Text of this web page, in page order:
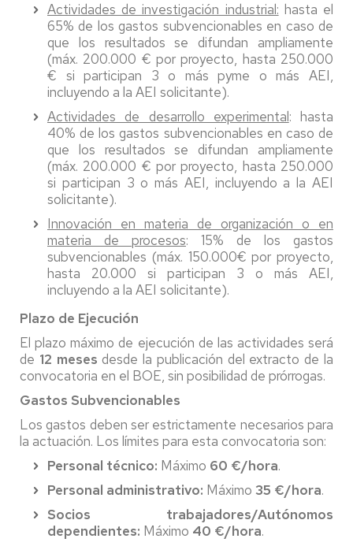
Actividades de investigación industrial: hasta el
65% de los gastos subvencionables en caso de
que los resultados se difundan ampliamente
(máx. 200.000 € por proyecto, hasta 250.000
€ si participan 3 o más pyme o más AEI,
incluyendo a la AEI solicitante).
Actividades de desarrollo experimental: hasta
40% de los gastos subvencionables en caso de
que los resultados se difundan ampliamente
(máx. 200.000 € por proyecto, hasta 250.000
si participan 3 o más AEI, incluyendo a la AEI
solicitante).
Innovación en materia de organización o en
materia de procesos: 15% de los gastos
subvencionables (máx. 150.000€ por proyecto,
hasta 20.000 si participan 3 o más AEI,
incluyendo a la AEI solicitante).
Plazo de Ejecución
El plazo máximo de ejecución de las actividades será
de 12 meses desde la publicación del extracto de la
convocatoria en el BOE, sin posibilidad de prórrogas.
Gastos Subvencionables
Los gastos deben ser estrictamente necesarios para
la actuación. Los límites para esta convocatoria son:
Personal técnico: Máximo 60 €/hora.
Personal administrativo: Máximo 35 €/hora.
Socios trabajadores/Autónomos
dependientes: Máximo 40 €/hora.